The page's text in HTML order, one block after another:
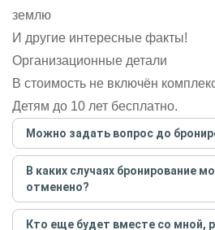
землю
И другие интересные факты!
Организационные детали
В стоимость не включён
Детям до 10 лет бесплатно.
Можно задать вопрос до
Достаточно перейти по ссылке
написать гиду. Платить при этом
согласуйте с гидом
этого бронируйте экскурсию.
В каких случаях бронирование
отменено?
Только в случае
например, если экскурсия на
Кто еще будет вместе со мной,